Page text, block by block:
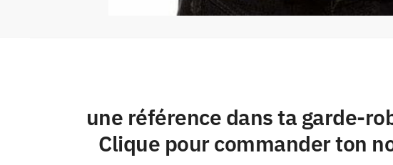
une référence dans ta garde-
Clique pour commander ton